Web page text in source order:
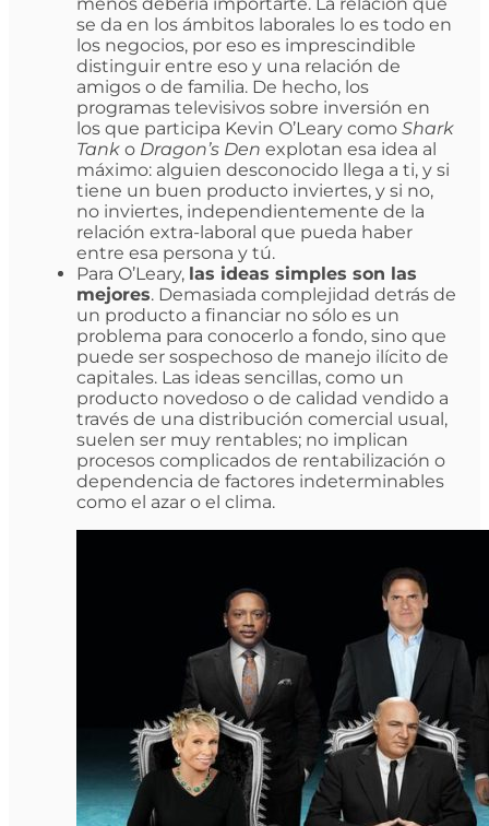
se da en los ámbitos laborales lo es todo en
los negocios, por eso es imprescindible
distinguir entre eso y una relación de
amigos o de familia. De hecho, los
programas televisivos sobre inversión en
los que participa Kevin O’Leary como Shark
Tanko Dragon’s Den explotan esa idea al
máximo: alguien desconocido llega a ti, y si
tiene un buen producto inviertes, y si no,
no inviertes, independientemente de la
relación extra-laboral que pueda haber
entre esa persona y tú.
Para O’Leary, las ideas simples son las
mejores. Demasiada complejidad detrás de
un producto a financiar no sólo es un
problema para conocerlo a fondo, sino que
puede ser sospechoso de manejo ilícito de
capitales. Las ideas sencillas, como un
producto novedoso o de calidad vendido a
través de una distribución comercial usual,
suelen ser muy rentables; no implican
procesos complicados de rentabilización o
dependencia de factores indeterminables
como el azar o el clima.